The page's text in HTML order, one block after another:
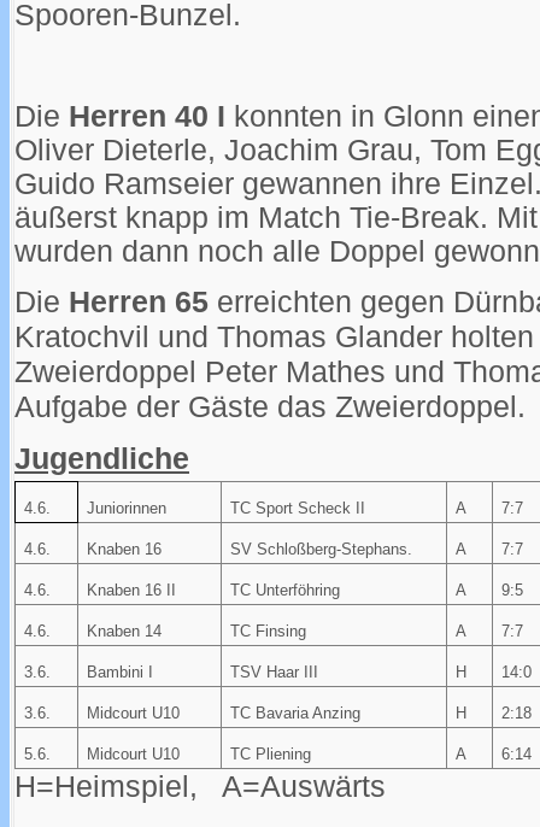
Spooren-Bunzel.
Die Herren 40 I konnten in Glonn
Oliver Dieterle, Joachim Grau, Tom
Guido Ramseier gewannen ihre
äußerst knapp im Match Tie-Break.
wurden dann noch alle Doppel
Die Herren 65 erreichten gegen
Kratochvil und Thomas Glander
Zweierdoppel Peter Mathes und
Aufgabe der Gäste das Zweierdoppel.
Jugendliche
4.6. Juniorinnen TC Sport Scheck II A 7:7
4.6. Knaben 16 SV Schloßberg-Stephans. A 7:7
4.6. Knaben 16 II TC Unterföhring A 9:5
4.6. Knaben 14 TC Finsing A 7:7
3.6. Bambini I TSV Haar III H 14:0
3.6. Midcourt U10 TC Bavaria Anzing H 2:18
5.6. Midcourt U10 TC Pliening A 6:14
H=Heimspiel, A=Auswärts